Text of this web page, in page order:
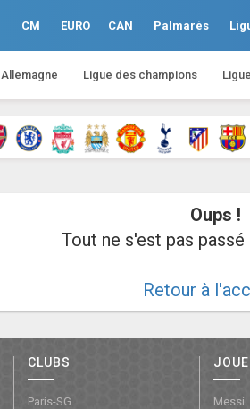
CM EURO CAN Palmarès
Allemagne Ligue des champions
Oups !
Tout ne s'est pas
Retour à
CLUBS
Paris-SG
Messi